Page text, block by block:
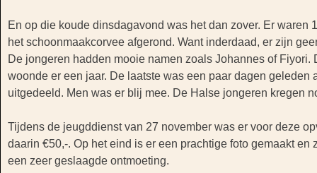
En op die koude dinsdagavond was het dan zover. Er
het schoonmaakcorvee afgerond. Want inderdaad, er zijn
De jongeren hadden mooie namen zoals Johannes of
woonde er een jaar. De laatste was een paar dagen
uitgedeeld. Men was er blij mee. De Halse jongeren kregen
Tijdens de jeugddienst van 27 november was er voor deze
daarin €50,-. Op het eind is er een prachtige foto gemaakt
een zeer geslaagde ontmoeting.